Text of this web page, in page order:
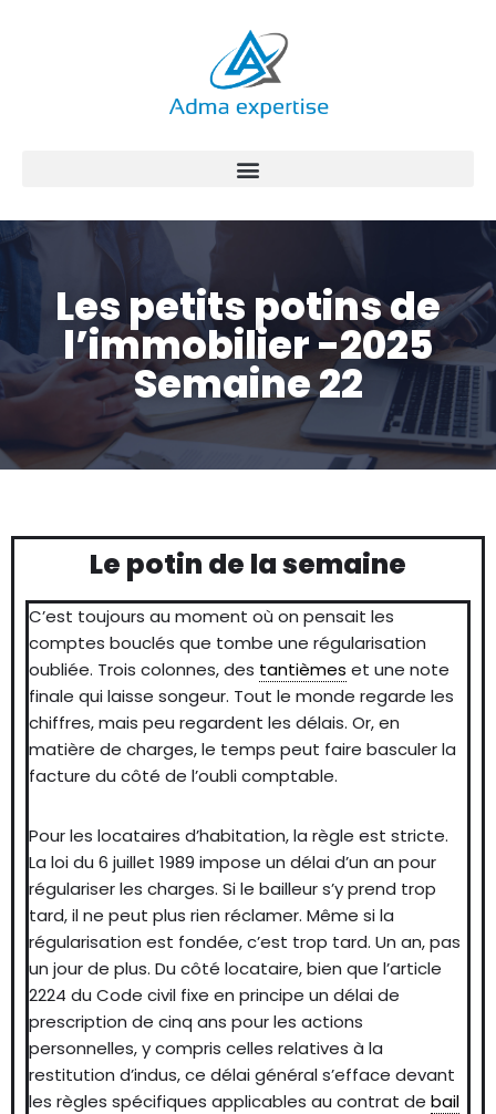
Les petits potins de
l’immobilier -2025
Semaine 22
Le potin de la semaine
C’est toujours au moment où on pensait les
comptes bouclés que tombe une régularisation
oubliée. Trois colonnes, des tantièmes et une note
finale qui laisse songeur. Tout le monde regarde les
chiffres, mais peu regardent les délais. Or, en
matière de charges, le temps peut faire basculer la
facture du côté de l’oubli comptable.
Pour les locataires d’habitation, la règle est stricte.
La loi du 6 juillet 1989 impose un délai d’un an pour
régulariser les charges. Si le bailleur s’y prend trop
tard, il ne peut plus rien réclamer. Même si la
régularisation est fondée, c’est trop tard. Un an, pas
un jour de plus. Du côté locataire, bien que l’article
2224 du Code civil fixe en principe un délai de
prescription de cinq ans pour les actions
personnelles, y compris celles relatives à la
restitution d’indus, ce délai général s’efface devant
les règles spécifiques applicables au contrat de bail